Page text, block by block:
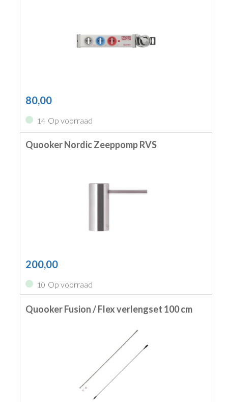
80,00
14 Op voorraad
Quooker Nordic Zeeppomp RVS
200,00
10 Op voorraad
Quooker Fusion / Flex verlengset 100 cm